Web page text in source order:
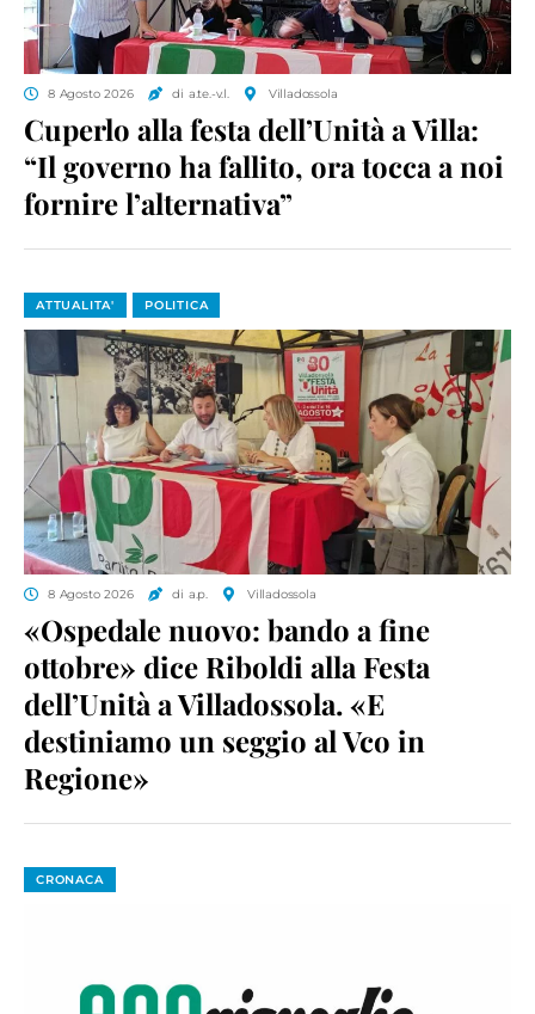
8 Agosto 2026 di a.te.-v.l. Villadossola
Cuperlo alla festa dell’Unità a Villa:
“Il governo ha fallito, ora tocca a noi
fornire l’alternativa”
ATTUALITA' POLITICA
8 Agosto 2026 di a.p. Villadossola
«Ospedale nuovo: bando a fine
ottobre» dice Riboldi alla Festa
dell’Unità a Villadossola. «E
destiniamo un seggio al Vco in
Regione»
CRONACA